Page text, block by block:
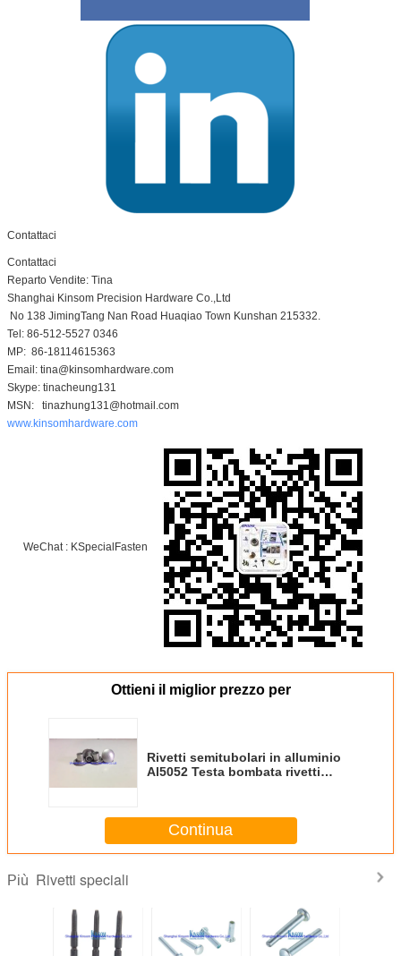
Contattaci
Contattaci
Reparto Vendite: Tina
Shanghai Kinsom Precision Hardware Co.,Ltd
No 138 JimingTang Nan Road Huaqiao Town Kunshan 215332.
Tel: 86-512-5527 0346
MP: 86-18114615363
Email: tina@kinsomhardware.com
Skype: tinacheung131
MSN: tinazhung131@hotmail.com
www.kinsomhardware.com
WeChat : KSpecialFasten
Ottieni il miglior prezzo per
Rivetti semitubolari in alluminio
Al5052 Testa bombata rivetti
Continua
Più Rivetti speciali